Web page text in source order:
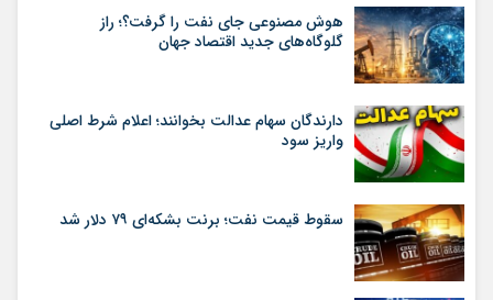
هوش مصنوعی جای نفت را گرفت؟؛ راز
گلوگاه‌های جدید اقتصاد جهان
دارندگان سهام عدالت بخوانند؛ اعلام شرط اصلی
واریز سود
سقوط قیمت نفت؛ برنت بشکه‌ای ۷۹ دلار شد